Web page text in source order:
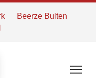
Beerze Bulten